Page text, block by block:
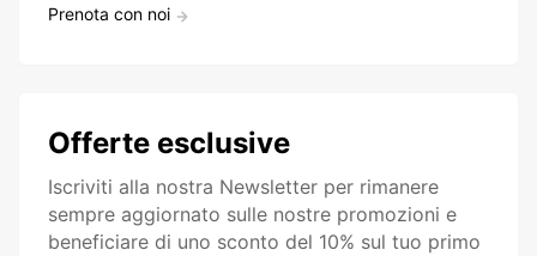
Prenota con noi
Offerte esclusive
Iscriviti alla nostra Newsletter per rimanere
sempre aggiornato sulle nostre promozioni e
beneficiare di uno sconto del 10% sul tuo primo